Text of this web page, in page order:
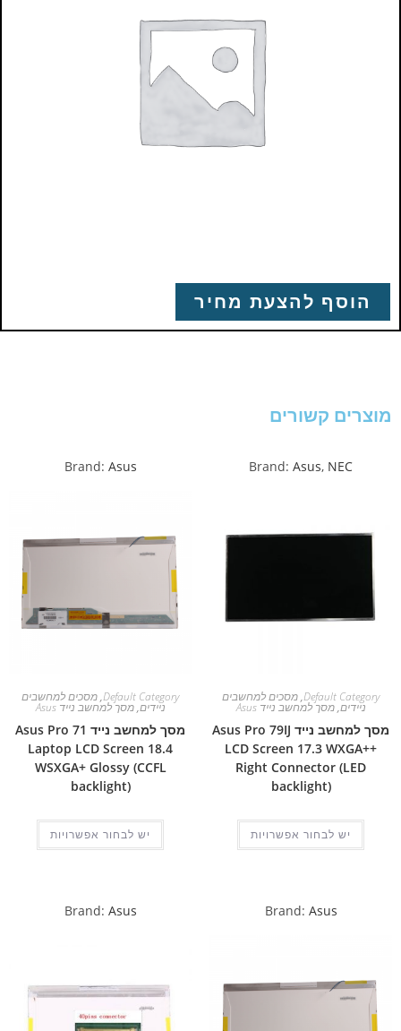
הוסף להצעת מחיר
מוצרים קשורים
Brand: Asus, NEC
Default Category
,מסכים למחשבים
ניידים,מסך למחשב נייד Asus
מסך למחשב נייד Asus Pro 79IJ
LCD Screen 17.3 WXGA++
Right Connector (LED
backlight)
יש לבחור אפשרויות
Brand: Asus
Default Category
,מסכים למחשבים
ניידים,מסך למחשב נייד Asus
מסך למחשב נייד Asus Pro 71
Laptop LCD Screen 18.4
WSXGA+ Glossy (CCFL
backlight)
יש לבחור אפשרויות
Brand: Asus
Brand: Asus